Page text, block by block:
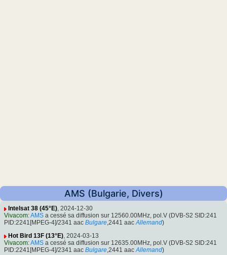
AMS (Bulgarie, Divers)
Intelsat 38 (45°E), 2024-12-30
Vivacom:AMS a cessé sa diffusion sur 12560.00MHz, pol.V (DVB-S2 SID:241
PID:2241[MPEG-4]/2341 aac Bulgare,2441 aac Allemand)
Hot Bird 13F (13°E), 2024-03-13
Vivacom:AMS a cessé sa diffusion sur 12635.00MHz, pol.V (DVB-S2 SID:241
PID:2241[MPEG-4]/2341 aac Bulgare,2441 aac Allemand)